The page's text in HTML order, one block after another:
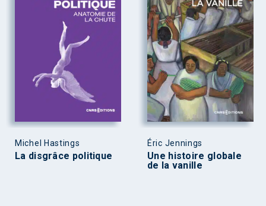
Michel Hastings
La disgrâce politique
Éric Jennings
Une histoire globale
de la vanille